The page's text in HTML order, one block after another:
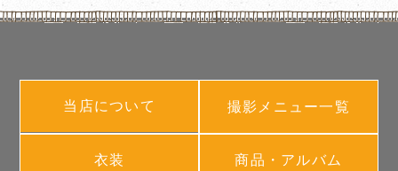
当店について 撮影メニュー一覧
衣装 商品・アルバム